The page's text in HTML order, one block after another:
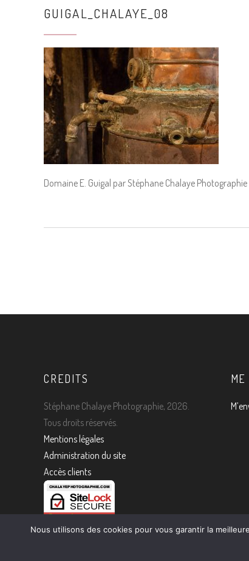
GUIGAL_CHALAYE_08
Domaine E. Guigal par Stéphane Chalaye Photographie
CREDITS
Stéphane Chalaye Photographie, 2026.
Tous droits réservés.
Mentions légales
Administration du site
Accès clients
ME
Nous utilisons des cookies pour vous garantir la